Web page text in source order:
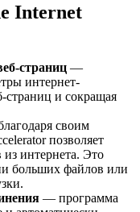
Internet
страниц —
интернет-
страниц и сокращая
своим
позволяет
интернета. Это
больших файлов или
— программа